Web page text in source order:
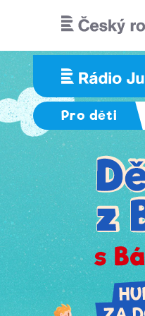
Pro děti